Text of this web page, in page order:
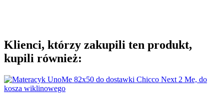
Klienci, którzy zakupili ten produkt,
kupili również: